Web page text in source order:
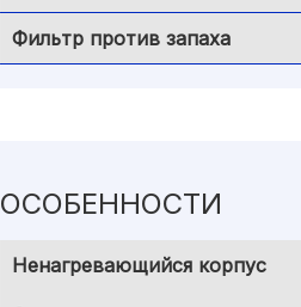
Фильтр против запаха
ОСОБЕННОСТИ
Ненагревающийся корпус